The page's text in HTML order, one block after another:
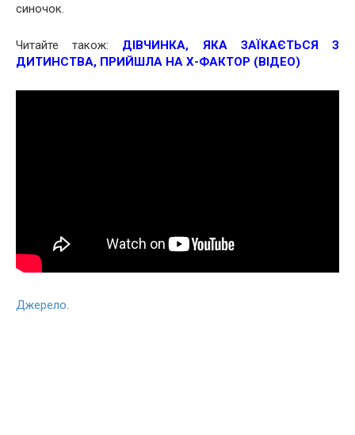
синочок.
Читайте також: ДІВЧИНКА, ЯКА ЗАЇКАЄТЬСЯ З
ДИТИНСТВА, ПРИЙШЛА НА Х-ФАКТОР (ВІДЕО)
Джерело.